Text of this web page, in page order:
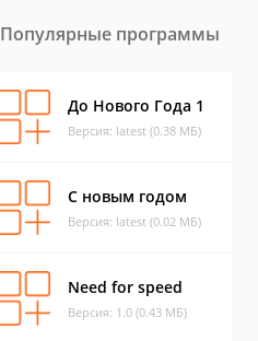
Популярные программы
До Нового Года 1
Версия: latest (0.38 МБ)
С новым годом
Версия: latest (0.02 МБ)
Need for speed
Версия: 1.0 (0.43 МБ)